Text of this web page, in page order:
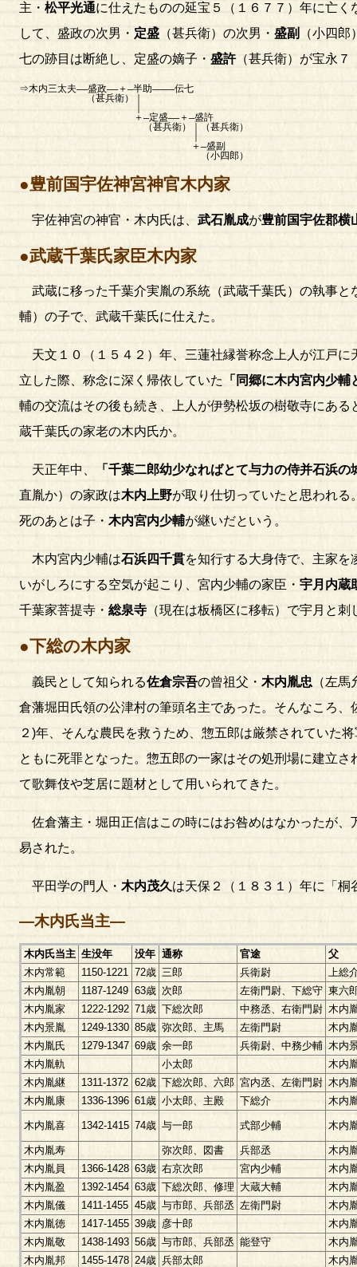
主・ 松平光通に仕えたものの延宝５（１６７７）年に亡く
して、盛政の次男・ 定盛 （甚兵衛）の次男・ 盛副
（小四
七の跡目は断絶し、定盛の嫡子・ 盛許（甚兵衛）が宝永７
⇒木内三太夫――盛政――＋―半助――――伝七
（甚兵衛）｜
＋―定盛――＋―盛許
（甚兵衛）｜（甚兵衛）
＋―盛副
（小四郎）
●豊前国宇佐神宮神官木内家
宇佐神宮の神官・木内氏は、 武石胤成が豊前国宇佐郡横
●武蔵千葉氏家臣木内家
武蔵に移った千葉介実胤の系統（武蔵千葉氏）の執事と
輔）の子で、武蔵千葉氏に仕えた。
天文１０（１５４２）年、三蓮社縁誉称念上人が江戸
立した際、称念に深く帰依していた
「同郷に木内宮内少輔
輔の交流はその後も続き、上人が伊勢松坂の樹敬寺にあ
蔵千葉氏の家老の木内氏か。
天正年中、
「千葉二郎幼少なればとて与力の侍并石浜
直胤か）の家政は木内上野が取り仕切っていたと思われる
死のあとは子・ 木内宮内少輔が継いだという。
木内宮内少輔は石浜四千貫を知行する大身侍で、主家
いがしろにする空気が起こり、宮内少輔の家臣・ 宇月内蔵
千葉家菩提寺・ 総泉寺 （現在は板橋区に移転）で宇月と
●下総の木内家
義民として知られる佐倉宗吾の曾祖父・ 木内胤忠 （左
倉藩堀田氏領の公津村の筆頭名主であった。そんなころ
２)年、そんな農民を救うため、惣五郎は厳禁されていた
ともに死罪となった。惣五郎の一家はその処刑場に建立
て歌舞伎や芝居に題材として用いられてきた。
佐倉藩主・堀田正信はこの時にはお咎めはなかったが
易された。
平田学の門人・ 木内茂久は天保２（１８３１）年に「
―木内氏当主―
木内氏当主 生没年 没年 通称 官途
父
木内常範
1150-1221 72歳 三郎 兵衛尉
上総
木内胤朝
1187-1249 63歳 次郎 左衛門尉、下総守 東六
木内胤家
1222-1292 71歳 下総次郎 中務丞、右衛門尉 木内
木内景胤
1249-1330 85歳 弥次郎、主馬 左衛門尉
木内
木内胤氏
1279-1347 69歳 余一郎 兵衛尉、中務少輔 木内
木内胤軌
小太郎
木内
木内胤継
1311-1372 62歳 下総次郎、六郎 宮内丞、左衛門尉 木内
木内胤康
1336-1396 61歳 小太郎、主殿 下総介 木内
木内胤喜 1342-1415 74歳 与一郎 式部少輔 木内
木内胤寿 弥次郎、図書 兵部丞
木内
木内胤員
1366-1428 63歳 右京次郎 宮内少輔
木内
木内胤盈
1392-1454 63歳 下総次郎、修理 大蔵大輔
木内
木内胤儀
1411-1455 45歳 与市郎、兵部丞 左衛門尉
木内
木内胤徳
1417-1455 39歳 彦十郎
木内
木内胤敬
1438-1493 56歳 与市郎、兵部丞 能登守
木内
木内胤邦
1455-1478 24歳 兵部太郎 木内